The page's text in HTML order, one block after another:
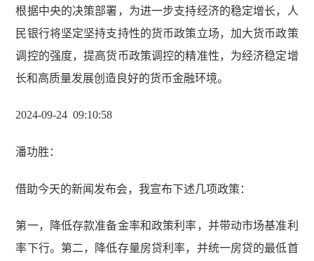
根据中央的决策部署，为进一步支持经济的稳定增长，人
民银行将坚定坚持支持性的货币政策立场，加大货币政策
调控的强度，提高货币政策调控的精准性，为经济稳定增
长和高质量发展创造良好的货币金融环境。
2024-09-24 09:10:58
潘功胜 ：
借助今天的新闻发布会，我宣布下述几项政策：
第一，降低存款准备金率和政策利率，并带动市场基准利
率下行。第二，降低存量房贷利率，并统一房贷的最低首